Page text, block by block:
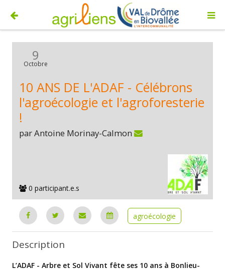
9
Octobre
10 ANS DE L'ADAF - Célébrons
l'agroécologie et l'agroforesterie
!
par Antoine Morinay-Calmon
0 participant.e.s
agroécologie
Description
L’ADAF - Arbre et Sol Vivant fête ses 10 ans à Bonlieu-